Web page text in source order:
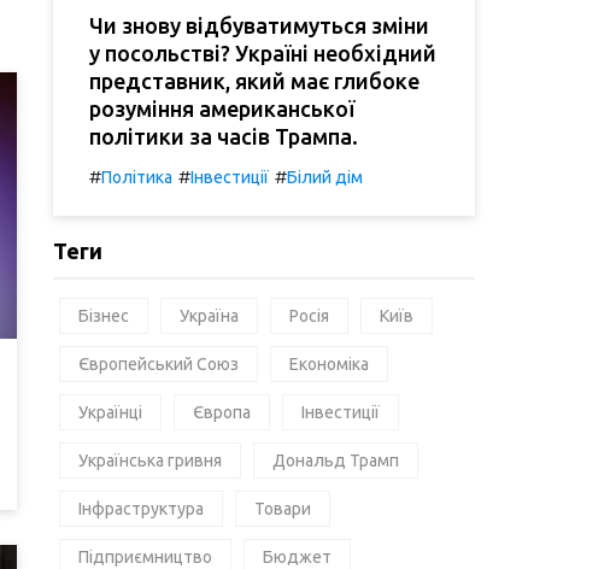
Чи знову відбуватимуться зміни
у посольстві? Україні необхідний
представник, який має глибоке
розуміння американської
політики за часів Трампа.
#Політика #Інвестиції #Білий дім
Теги
Бізнес Україна Росія Київ
Європейський Союз Економіка
Українці Європа Інвестиції
Українська гривня Дональд Трамп
Інфраструктура Товари
Підприємництво Бюджет